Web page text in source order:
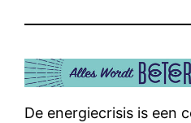
De energiecrisis is een